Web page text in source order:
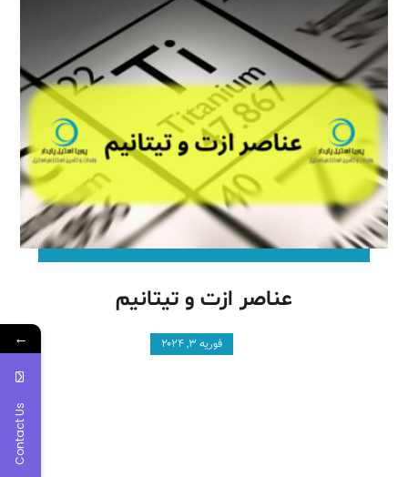
عناصر ازت و تیتانیم
فوریه ۳, ۲۰۲۴ ←
Contact Us